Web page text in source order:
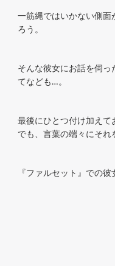
一筋縄ではいかない側面
ろう。
そんな彼女にお話を伺
てなども…。
最後にひとつ付け加えて
でも、言葉の端々にそれ
『ファルセット』での